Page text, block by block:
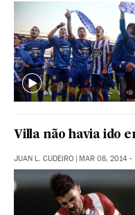
Villa não havia ido
JUAN L. CUDEIRO | MAR 08, 2014 -